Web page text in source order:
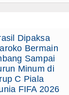
Dipaksa
Bermain
Sampai
Minum di
C Piala
FIFA 2026